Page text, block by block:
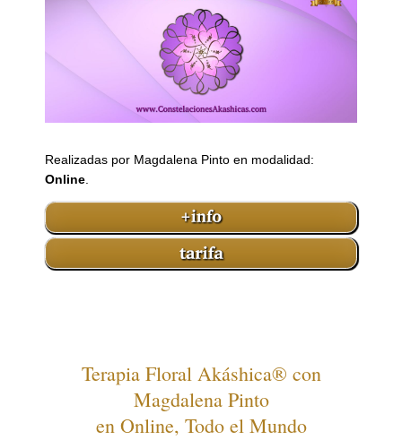
Realizadas por Magdalena Pinto en modalidad:
Online
Terapia Floral Akáshica® con
Magdalena Pinto
en Online, Todo el Mundo